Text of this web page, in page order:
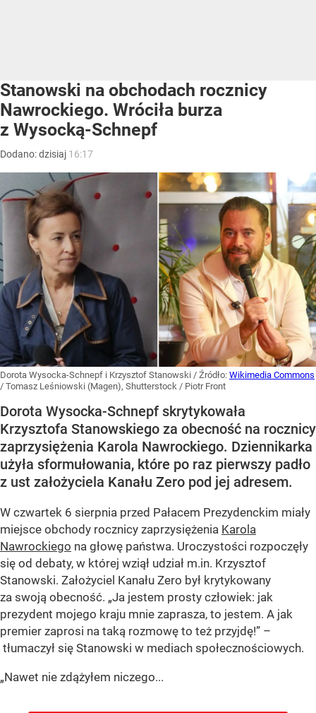
Stanowski na obchodach rocznicy
Nawrockiego. Wróciła burza
z Wysocką-Schnepf
Dodano:dzisiaj 16:17
Dorota Wysocka-Schnepf i Krzysztof Stanowski / Źródło: Wikimedia Commons
/ Tomasz Leśniowski (Magen), Shutterstock / Piotr Front
Dorota Wysocka-Schnepf skrytykowała
Krzysztofa Stanowskiego za obecność na rocznicy
zaprzysiężenia Karola Nawrockiego. Dziennikarka
użyła sformułowania, które po raz pierwszy padło
z ust założyciela Kanału Zero pod jej adresem.
W czwartek 6 sierpnia przed Pałacem Prezydenckim miały
miejsce obchody rocznicy zaprzysiężenia Karola
Nawrockiego na głowę państwa. Uroczystości rozpoczęły
się od debaty, w której wziął udział m.in. Krzysztof
Stanowski. Założyciel Kanału Zero był krytykowany
za swoją obecność. „Ja jestem prosty człowiek: jak
prezydent mojego kraju mnie zaprasza, to jestem. A jak
premier zaprosi na taką rozmowę to też przyjdę!” –
tłumaczył się Stanowski w mediach społecznościowych.
„Nawet nie zdążyłem niczego...